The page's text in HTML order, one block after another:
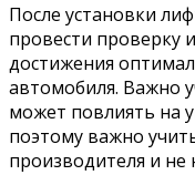
После установки
провести проверку
достижения
автомобиля. Важно
может повлиять на
поэтому важно
производителя и